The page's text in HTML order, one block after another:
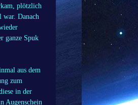
plötzlich
war. Danach
ganze Spuk
aus dem
zum
in der
Augenschein